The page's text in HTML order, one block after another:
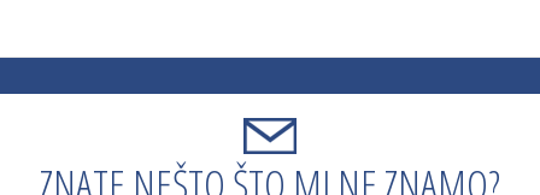
ZNATE NEŠTO ŠTO MI NE ZNAMO?